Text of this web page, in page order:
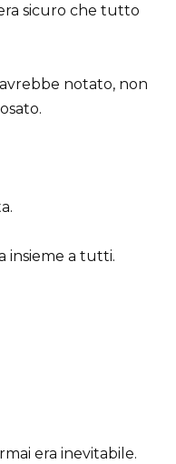
sicuro che tutto
notato, non
insieme a tutti.
era inevitabile.